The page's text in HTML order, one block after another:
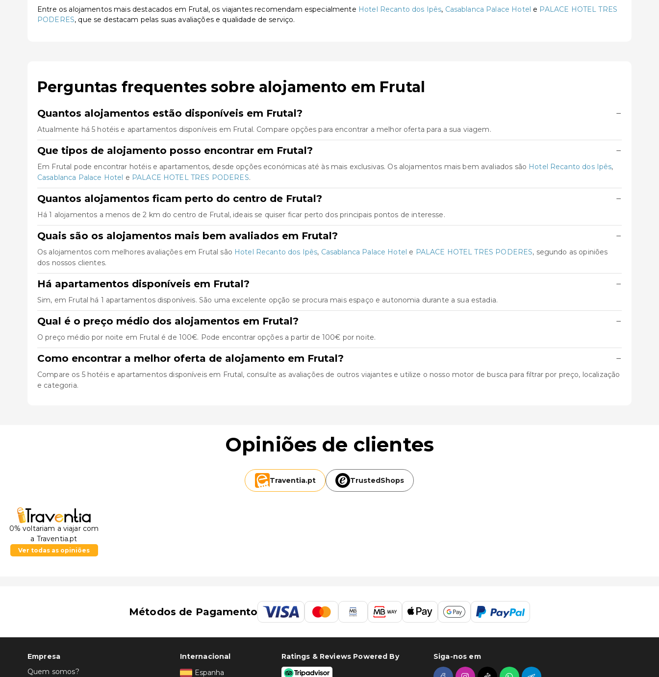
Entre os alojamentos mais destacados em Frutal, os viajantes recomendam especialmente Hotel Recanto dos Ipês, Casablanca Palace Hotel e PALACE HOTEL TRES
PODERES, que se destacam pelas suas avaliações e qualidade de serviço.
Perguntas frequentes sobre alojamento em Frutal
Quantos alojamentos estão disponíveis em Frutal? −
Atualmente há 5 hotéis e apartamentos disponíveis em Frutal. Compare opções para encontrar a melhor oferta para a sua viagem.
Que tipos de alojamento posso encontrar em Frutal? −
Em Frutal pode encontrar hotéis e apartamentos, desde opções económicas até às mais exclusivas. Os alojamentos mais bem avaliados são Hotel Recanto dos Ipês,
Casablanca Palace Hotel e PALACE HOTEL TRES PODERES.
Quantos alojamentos ficam perto do centro de Frutal? −
Há 1 alojamentos a menos de 2 km do centro de Frutal, ideais se quiser ficar perto dos principais pontos de interesse.
Quais são os alojamentos mais bem avaliados em Frutal? −
Os alojamentos com melhores avaliações em Frutal são Hotel Recanto dos Ipês, Casablanca Palace Hotel e PALACE HOTEL TRES PODERES, segundo as opiniões
dos nossos clientes.
Há apartamentos disponíveis em Frutal? −
Sim, em Frutal há 1 apartamentos disponíveis. São uma excelente opção se procura mais espaço e autonomia durante a sua estadia.
Qual é o preço médio dos alojamentos em Frutal? −
O preço médio por noite em Frutal é de 100€. Pode encontrar opções a partir de 100€ por noite.
Como encontrar a melhor oferta de alojamento em Frutal? −
Compare os 5 hotéis e apartamentos disponíveis em Frutal, consulte as avaliações de outros viajantes e utilize o nosso motor de busca para filtrar por preço, localização
e categoria.
Opiniões de clientes
Traventia.pt TrustedShops
0% voltariam a viajar com
a Traventia.pt
Ver todas as opiniões
Métodos de Pagamento
Empresa
Quem somos?
Internacional
Espanha
Ratings & Reviews Powered By Siga-nos em